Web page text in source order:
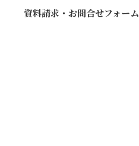
資料請求・お問合せフォーム